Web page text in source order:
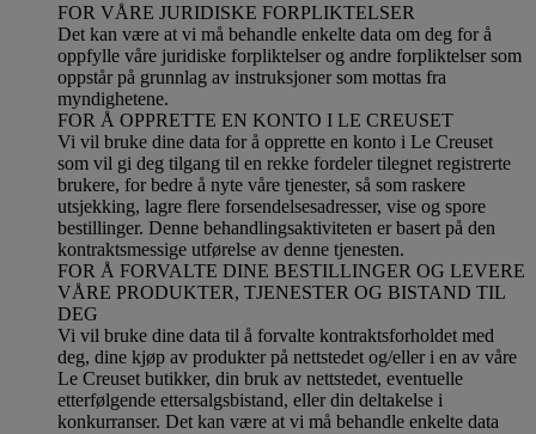
FOR VÅRE JURIDISKE FORPLIKTELSER
Det kan være at vi må behandle enkelte data om deg for å
oppfylle våre juridiske forpliktelser og andre forpliktelser som
oppstår på grunnlag av instruksjoner som mottas fra
myndighetene.
FOR Å OPPRETTE EN KONTO I LE CREUSET
Vi vil bruke dine data for å opprette en konto i Le Creuset
som vil gi deg tilgang til en rekke fordeler tilegnet registrerte
brukere, for bedre å nyte våre tjenester, så som raskere
utsjekking, lagre flere forsendelsesadresser, vise og spore
bestillinger. Denne behandlingsaktiviteten er basert på den
kontraktsmessige utførelse av denne tjenesten.
FOR Å FORVALTE DINE BESTILLINGER OG LEVERE
VÅRE PRODUKTER, TJENESTER OG BISTAND TIL
DEG
Vi vil bruke dine data til å forvalte kontraktsforholdet med
deg, dine kjøp av produkter på nettstedet og/eller i en av våre
Le Creuset butikker, din bruk av nettstedet, eventuelle
etterfølgende ettersalgsbistand, eller din deltakelse i
konkurranser. Det kan være at vi må behandle enkelte data